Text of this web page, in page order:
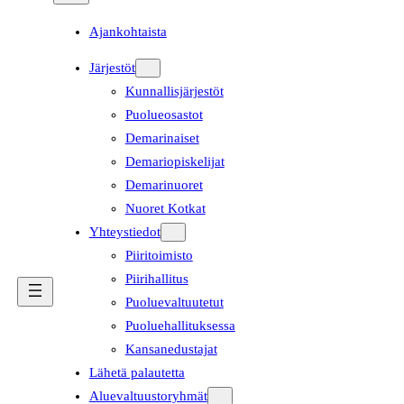
Ajankohtaista
Järjestöt
Kunnallisjärjestöt
Puolueosastot
Demarinaiset
Demariopiskelijat
Demarinuoret
Nuoret Kotkat
Yhteystiedot
Piiritoimisto
Piirihallitus
Puoluevaltuutetut
Puoluehallituksessa
Kansanedustajat
Lähetä palautetta
Aluevaltuustoryhmät